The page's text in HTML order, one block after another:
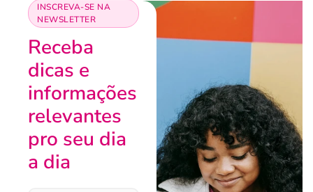
INSCREVA-SE NA
NEWSLETTER
Receba
dicas e
informações
relevantes
pro seu dia
a dia